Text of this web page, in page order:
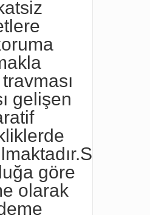
travması
gelişen
göre
olarak